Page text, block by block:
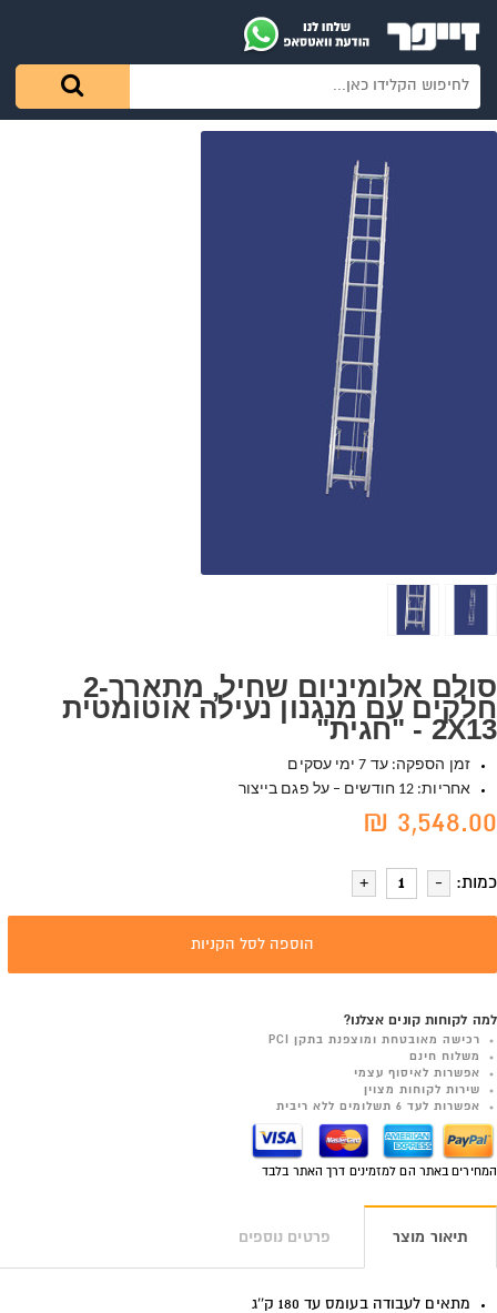
סולם אלומיניום שחיל, מתארך-2
חלקים עם מנגנון נעילה אוטומטית
2X13 - "חגית"
זמן הספקה: עד 7 ימי עסקים
אחריות: 12 חודשים – על פגם בייצור
3,548.00 ₪
כמות:
הוספה לסל הקניות
למה לקוחות קונים אצלנו?
רכישה מאובטחת ומוצפנת בתקן PCI
משלוח חינם
אפשרות לאיסוף עצמי
שירות לקוחות מצוין
אפשרות לעד 6 תשלומים ללא ריבית
המחירים באתר הם למזמינים דרך האתר בלבד
תיאור מוצר פרטים נוספים
מתאים לעבודה בעומס עד 180 ק''ג